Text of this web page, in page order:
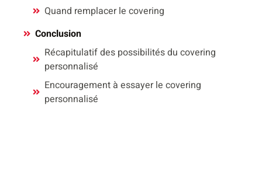
Quand remplacer le covering
Conclusion
Récapitulatif des possibilités du covering
personnalisé
Encouragement à essayer le covering
personnalisé